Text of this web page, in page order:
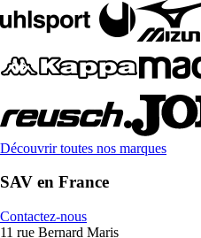
Découvrir toutes nos marques
SAV en France
Contactez-nous
11 rue Bernard Maris